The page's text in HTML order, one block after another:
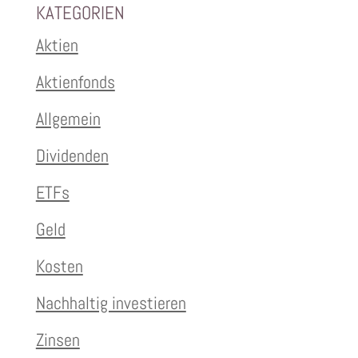
KATEGORIEN
Aktien
Aktienfonds
Allgemein
Dividenden
ETFs
Geld
Kosten
Nachhaltig investieren
Zinsen